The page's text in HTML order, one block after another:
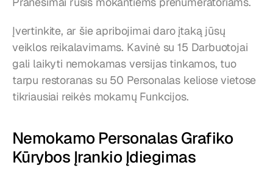
Įvertinkite, ar šie apribojimai daro įtaką jūsų
veiklos reikalavimams. Kavinė su 15 Darbuotojai
gali laikyti nemokamas versijas tinkamos, tuo
tarpu restoranas su 50 Personalas keliose vietose
tikriausiai reikės mokamų Funkcijos.
Nemokamo Personalas Grafiko
Kūrybos Įrankio Įdiegimas